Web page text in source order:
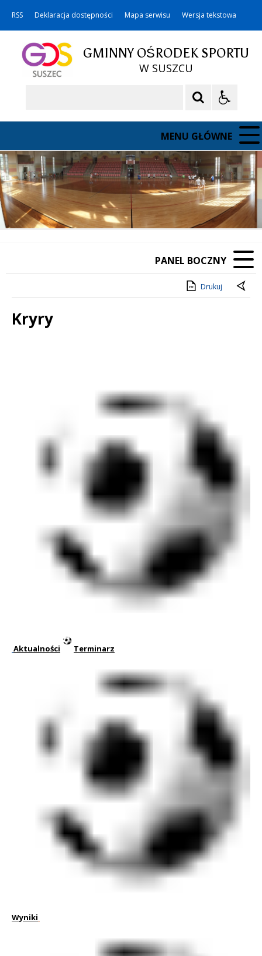
RSS Deklaracja dostępności Mapa serwisu Wersja tekstowa
GMINNY OŚRODEK SPORTU
W SUSZCU
MENU GŁÓWNE
PANEL BOCZNY
Drukuj
Kryry
Aktualności Terminarz
Wyniki